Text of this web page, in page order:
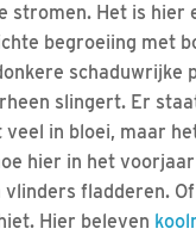
stromen. Het is hier
begroeiing met
schaduwrijke
slingert. Er
veel in bloei, maar
hier in het
vlinders fladderen.
Hier beleven